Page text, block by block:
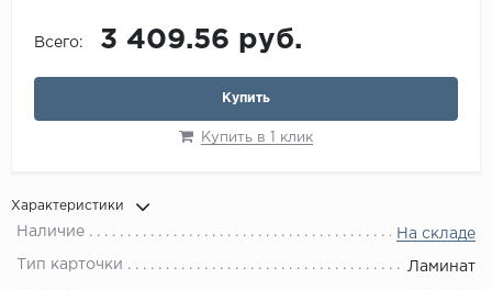
Всего: 3 409.56 руб.
Купить
Купить в 1 клик
Характеристики
Наличие На складе
Тип карточки Ламинат